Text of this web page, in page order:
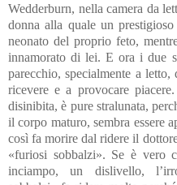
Wedderburn, nella camera da
donna alla quale un
neonato del proprio feto,
innamorato di lei. E ora i due
parecchio, specialmente a
ricevere e a provocare
disinibita, è pure stralunata,
il corpo maturo, sembra essere
così fa morire dal ridere il
«furiosi sobbalzi». Se è vero
inciampo, un dislivello,